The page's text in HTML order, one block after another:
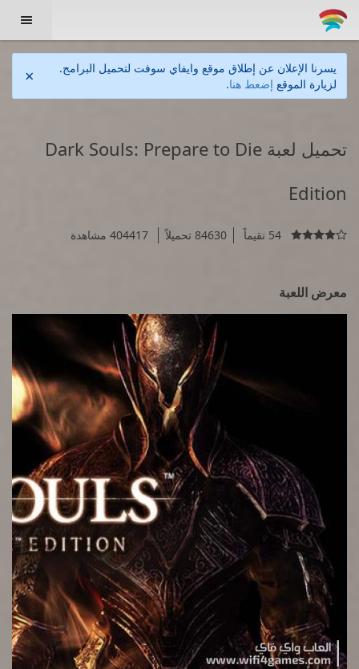

يسرنا الإعلان عن إطلاق موقع وايفاي سوفت لتحميل البرامج.
لزيارة الموقع إضعط هنا.
×
تحميل لعبة Dark Souls: Prepare to Die
Edition
 54 تقيماً 84630 تحميلاً 404417 مشاهدة
معرض اللعبة